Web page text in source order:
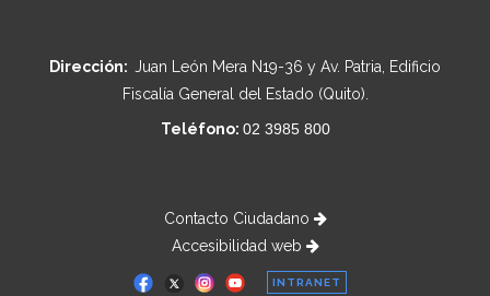
Dirección: Juan León Mera N19-36 y Av. Patria, Edificio
Fiscalía General del Estado (Quito).
Teléfono: 02 3985 800
Contacto Ciudadano
Accesibilidad web
INTRANET